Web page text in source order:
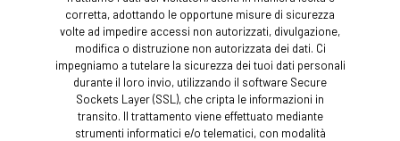
corretta, adottando le opportune misure di sicurezza
volte ad impedire accessi non autorizzati, divulgazione,
modifica o distruzione non autorizzata dei dati. Ci
impegniamo a tutelare la sicurezza dei tuoi dati personali
durante il loro invio, utilizzando il software Secure
Sockets Layer (SSL), che cripta le informazioni in
transito. Il trattamento viene effettuato mediante
strumenti informatici e/o telematici, con modalità